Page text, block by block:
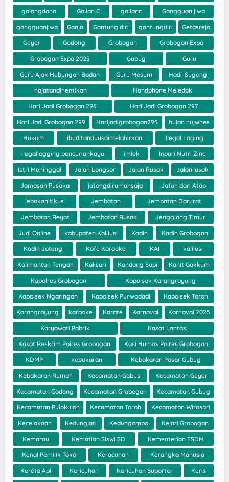
galangdana Galian C galianc Gangguan jiwa
gangguanjiwa Ganja Gantung diri gantungdiri Getasrejo
Geyer Godong Grobogan Grobogan Expo
Grobogan Expo 2025 Gubug Guru
Guru Ajak Hubungan Badan Guru Mesum Hadi-Sugeng
hajatandihentikan Handphone Meledak
Hari Jadi Grobogan 296 Hari Jadi Grobogan 297
Hari Jadi Grobogan 299 Harijadigrobogan295 hujan hujwnes
Hukum ibuditanduusaimelahirkan Ilegal Loging
ilegallogging pencuriankayu imlek Inpari Nutri Zinc
Istri Meninggal Jalan Longsor Jalan Rusak Jalanrusak
Jamasan Pusaka jatengdirumahsaja Jatuh dari Atap
jebakan tikus Jembatan Jembatan Darurat
Jembatan Reyot Jembatan Rusak Jengglong Timur
Judi Online kabupaten Kalilusi Kadin Kadin Grobogan
Kadin Jateng Kafe Karaoke KAI kalilusi
Kalimantan Tengah Kalisari Kandang Sapi Kanit Gakkum
Kapolres Grobogan Kapolsek Karangrayung
Kapolsek Ngaringan Kapolsek Purwodadi Kapolsek Toroh
Karangrayung karaoke Karate Karnaval Karnaval 2025
Karyawati Pabrik Kasat Lantas
Kasat Reskrim Polres Grobogan Kasi Humas Polres Grobogan
KDMP kebakaran Kebakaran Pasar Gubug
Kebakaran Rumah Kecamatan Gabus Kecamatan Geyer
Kecamatan Godong Kecamatan Grobogan Kecamatan Gubug
Kecamatan Pulokulon Kecamatan Toroh Kecamatan Wirosari
Kecelakaan Kedungjati Kedungombo Kejari Grobogan
Kemarau Kematian Siswi SD Kementerian ESDM
Kenal Pemilik Toko Keracunan Kerangka Manusia
Kereta Api Kericuhan Kericuhan Suporter Keris